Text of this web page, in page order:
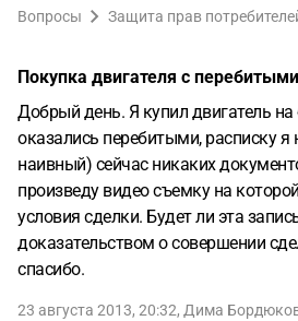
Вопросы Защита прав
Покупка двигателя с
Добрый день. Я купил двигатель
оказались перебитыми, расписку я
наивный) сейчас никаких
произведу видео съемку на
условия сделки. Будет ли эта
доказательством о совершении
спасибо.
23 августа 2013, 20:32, Дима